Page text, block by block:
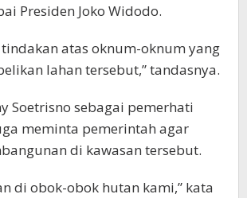
Presiden Joko Widodo.
tindakan atas oknum-oknum yang
lahan tersebut,” tandasnya.
Soetrisno sebagai pemerhati
meminta pemerintah agar
di kawasan tersebut.
di obok-obok hutan kami,” kata